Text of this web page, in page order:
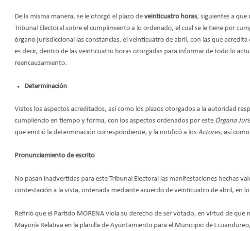
De la misma manera, se le otorgó el plazo de veinticuatro horas, siguientes a
Tribunal Electoral sobre el cumplimiento a lo ordenado, el cual se le tiene por
órgano jurisdiccional las constancias, el veinticuatro de abril, con las que
es decir, dentro de las veinticuatro horas otorgadas para informar de todo lo
reencauzamiento.
Determinación
Vistos los aspectos acreditados, así como los plazos otorgados a la autoridad
cumpliendo en tiempo y forma, con los aspectos ordenados por este Órgano
que emitió la determinación correspondiente, y la notificó a los Actores, así
Pronunciamiento de escrito
No pasan inadvertidas para este Tribunal Electoral las manifestaciones hechas
contestación a la vista, ordenada mediante acuerdo de veinticuatro de abril, en
Refirió que el Partido MORENA viola su derecho de ser votado, en virtud de
Mayoría Relativa en la planilla de Ayuntamiento para el Municipio de